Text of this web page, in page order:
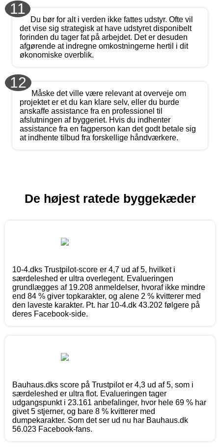
11
Du bør for alt i verden ikke fattes udstyr. Ofte vil
det vise sig strategisk at have udstyret disponibelt
forinden du tager fat på arbejdet. Det er desuden
afgørende at indregne omkostningerne hertil i dit
økonomiske overblik.
12
Måske det ville være relevant at overveje om
projektet er et du kan klare selv, eller du burde
anskaffe assistance fra en professionel til
afslutningen af byggeriet. Hvis du indhenter
assistance fra en fagperson kan det godt betale sig
at indhente tilbud fra forskellige håndværkere.
De højest ratede byggekæder
10-4.dks Trustpilot-score er 4,7 ud af 5, hvilket i
særdeleshed er ultra overlegent. Evalueringen
grundlægges af 19.208 anmeldelser, hvoraf ikke mindre
end 84 % giver topkarakter, og alene 2 % kvitterer med
den laveste karakter. Pt. har 10-4.dk 43.202 følgere på
deres Facebook-side.
Bauhaus.dks score på Trustpilot er 4,3 ud af 5, som i
særdeleshed er ultra flot. Evalueringen tager
udgangspunkt i 23.161 anbefalinger, hvor hele 69 % har
givet 5 stjerner, og bare 8 % kvitterer med
dumpekarakter. Som det ser ud nu har Bauhaus.dk
56.023 Facebook-fans.